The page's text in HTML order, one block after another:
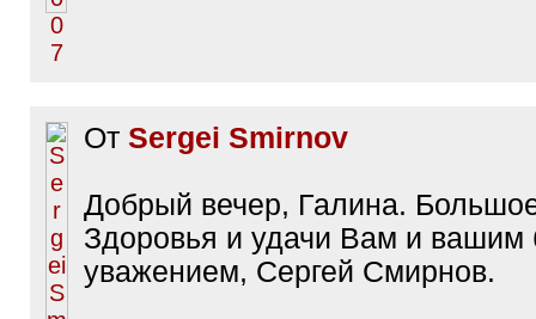
От Sergei Smirnov
Добрый вечер, Галина.
Здоровья и удачи Вам и вашим
уважением, Сергей Смирнов.